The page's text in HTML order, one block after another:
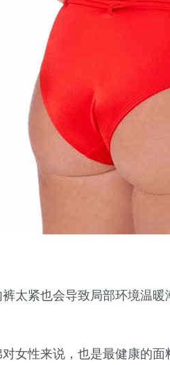
太紧也会导致局部环境温
女性来说，也是最健康的